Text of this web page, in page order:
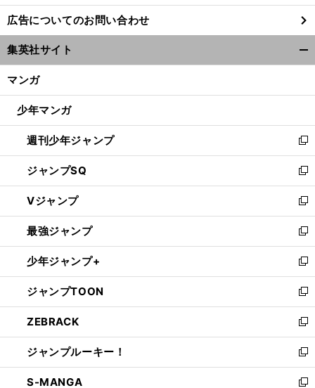
し
い
ウ
ィ
ン
ウ
開
く
広告についてのお問い合わせ
集英社サイト
マンガ
少年マンガ
週刊少年ジャンプ
新
し
い
ウ
ィ
ン
ド
ウ
で
開
く
ジャンプSQ
新
し
い
ウ
ィ
ン
ド
ウ
で
開
く
Vジャンプ
新
し
い
ウ
ィ
ン
ド
ウ
で
開
く
最強ジャンプ
新
し
い
ウ
ィ
ン
ド
ウ
で
開
く
少年ジャンプ+
新
し
い
ウ
ィ
ン
ド
ウ
で
ジャンプTOON
新
し
い
ウ
ィ
ン
ド
ZEBRACK
新
し
い
ウ
ィ
ジャンプルーキー！
新
し
い
S-MANGA
新